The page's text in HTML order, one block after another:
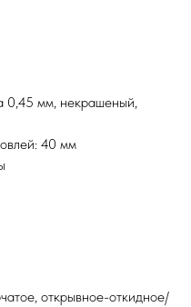
0,45 мм, некрашеный,
40 мм
открывное-откидное/